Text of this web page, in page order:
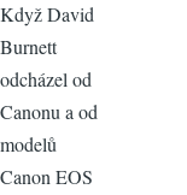
Když David
Burnett
odcházel od
Canonu a od
modelů
Canon EOS